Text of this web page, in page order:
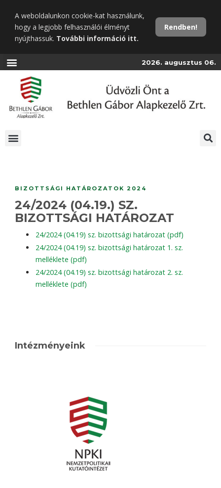
tartalomra
A weboldalunkon cookie-kat használunk,
hogy a legjobb felhasználói élményt
nyújthassuk. További információ itt.
Rendben!
2026. augusztus 06.
BIZOTTSÁGI HATÁROZATOK 2024
24/2024 (04.19.) SZ.
BIZOTTSÁGI HATÁROZAT
24/2024 (04.19) sz. bizottsági határozat (pdf)
24/2024 (04.19) sz. bizottsági határozat 1. sz.
melléklete (pdf)
24/2024 (04.19) sz. bizottsági határozat 2. sz.
melléklete (pdf)
Intézményeink